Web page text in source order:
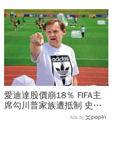
愛迪達股價崩18％ FIFA主
席勾川普家族遭抵制 史上
Ads by